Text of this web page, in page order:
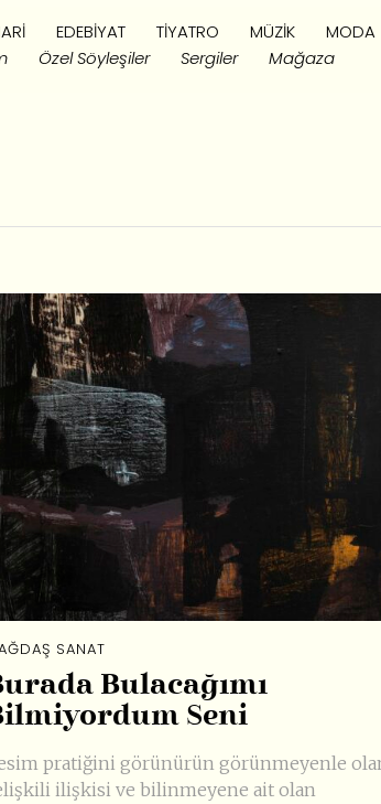
EDEBIYAT TIYATRO MÜZIK
MODA
Özel Söyleşiler Sergiler Mağaza
SANAT
Bulacağımı
Seni
pratiğini görünürün görünmeyenle
ilişkisi ve bilinmeyene ait olan